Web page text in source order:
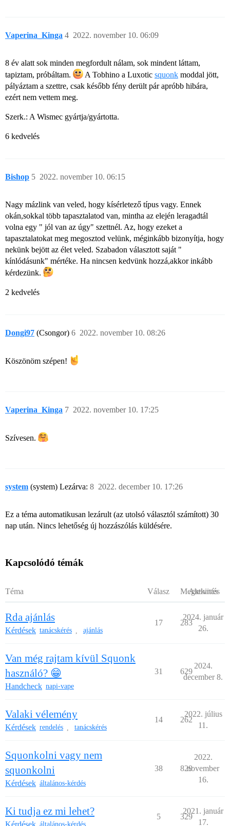
Vaperina_Kinga 2022. november 10. 06:09
4
8 év alatt sok minden megfordult nálam, sok mindent láttam,
tapiztam, próbáltam.
A Tobhino a Luxotic squonk moddal jött,
pályáztam a szettre, csak később fény derült pár apróbb hibára,
ezért nem vettem meg.
Szerk.: A Wismec gyártja/gyártotta.
6 kedvelés
Bishop 2022. november 10. 06:15
5
Nagy mázlink van veled, hogy kísérletező típus vagy. Ennek
okán,sokkal több tapasztalatod van, mintha az elején leragadtál
volna egy " jól van az úgy" szettnél. Az, hogy ezeket a
tapasztalatokat meg megosztod velünk, méginkább bizonyítja, hogy
nekünk bejött az élet veled. Szabadon választott saját "
kínlódásunk" mértéke. Ha nincsen kedvünk hozzá,akkor inkább
kérdezünk.
2 kedvelés
Dongi97 (Csongor) 2022. november 10. 08:26
6
Köszönöm szépen!
Vaperina_Kinga 2022. november 10. 17:25
7
Szívesen.
system (system) Lezárva: 2022. december 10. 17:26
8
Ez a téma automatikusan lezárult (az utolsó választól számított) 30
nap után. Nincs lehetőség új hozzászólás küldésére.
Kapcsolódó témák
Téma Válasz Megtekintés
Aktivitás
Rda ajánlás
Kérdések tanácskérés ajánlás
17 283
2024. január
26.
Van még rajtam kívül Squonk
használó? 😁
Handcheck napi-vape
31 629
2024.
december 8.
Valaki vélemény
Kérdések rendelés tanácskérés
14 262
2022. július
11.
Squonkolni vagy nem
squonkolni
Kérdések általános-kérdés
38 829
2022.
november
16.
Ki tudja ez mi lehet?
Kérdések általános-kérdés
5 329
2021. január
17.